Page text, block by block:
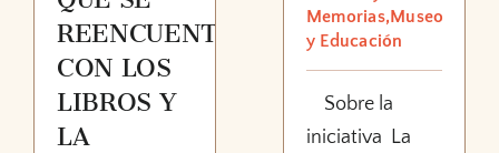
REENCUENTRA
CON LOS
LIBROS Y
LA
Memorias,Museo
y Educación
Sobre la
iniciativa La